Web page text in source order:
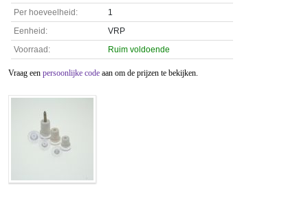
Per hoeveelheid:
1
Eenheid:
VRP
Voorraad:
Ruim voldoende
Vraag een persoonlijke code aan om de prijzen te bekijken.